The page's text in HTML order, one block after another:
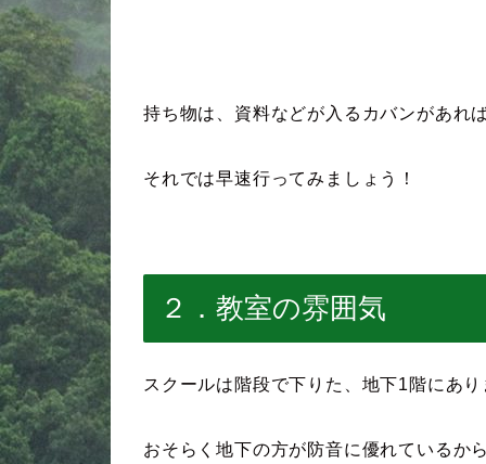
持ち物は、資料などが入るカバンがあれ
それでは早速行ってみましょう！
２．教室の雰囲気
スクールは階段で下りた、地下1階にあ
おそらく地下の方が防音に優れているか